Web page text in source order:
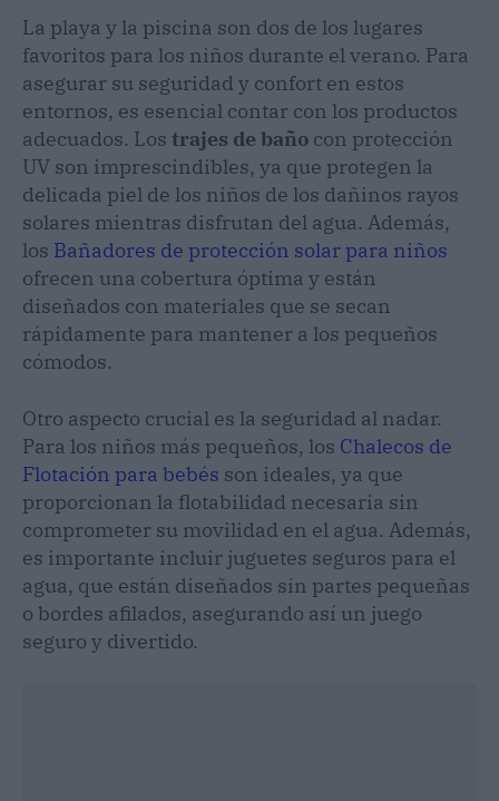
La playa y la piscina son dos de los lugares
favoritos para los niños durante el verano. Para
asegurar su seguridad y confort en estos
entornos, es esencial contar con los productos
adecuados. Los trajes de baño con protección
UV son imprescindibles, ya que protegen la
delicada piel de los niños de los dañinos rayos
solares mientras disfrutan del agua. Además,
los Bañadores de protección solar para niños
ofrecen una cobertura óptima y están
diseñados con materiales que se secan
rápidamente para mantener a los pequeños
cómodos.
Otro aspecto crucial es la seguridad al nadar.
Para los niños más pequeños, los Chalecos de
Flotación para bebés son ideales, ya que
proporcionan la flotabilidad necesaria sin
comprometer su movilidad en el agua. Además,
es importante incluir juguetes seguros para el
agua, que están diseñados sin partes pequeñas
o bordes afilados, asegurando así un juego
seguro y divertido.